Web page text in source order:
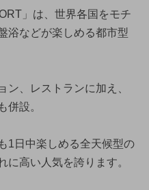
」は、世界各国をモチ
浴などが楽しめる都市型
ン、レストランに加え、
併設。
1日中楽しめる全天候型の
に高い人気を誇ります。